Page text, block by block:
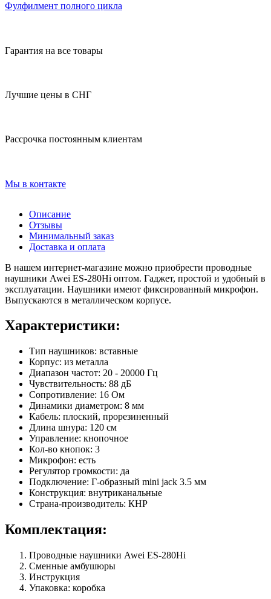
Фулфилмент полного цикла
Гарантия на все товары
Лучшие цены в СНГ
Рассрочка постоянным клиентам
Мы в контакте
Описание
Отзывы
Минимальный заказ
Доставка и оплата
В нашем интернет-магазине можно приобрести проводные
наушники Awei ES-280Hi оптом. Гаджет, простой и удобный в
эксплуатации. Наушники имеют фиксированный микрофон.
Выпускаются в металлическом корпусе.
Характеристики:
Тип наушников: вставные
Корпус: из металла
Диапазон частот: 20 - 20000 Гц
Чувствительность: 88 дБ
Сопротивление: 16 Ом
Динамики диаметром: 8 мм
Кабель: плоский, прорезиненный
Длина шнура: 120 см
Управление: кнопочное
Кол-во кнопок: 3
Микрофон: есть
Регулятор громкости: да
Подключение: Г-образный mini jack 3.5 мм
Конструкция: внутриканальные
Страна-производитель: КНР
Комплектация:
Проводные наушники Awei ES-280Hi
Сменные амбушюры
Инструкция
Упаковка: коробка